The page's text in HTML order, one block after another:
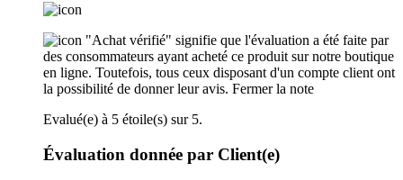
"Achat vérifié" signifie que l'évaluation a été faite par
des consommateurs ayant acheté ce produit sur notre boutique
en ligne. Toutefois, tous ceux disposant d'un compte client ont
la possibilité de donner leur avis. Fermer la note
Evalué(e) à 5 étoile(s) sur 5.
Évaluation donnée par Client(e)